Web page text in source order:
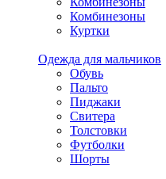
Комбинезоны
Куртки
Одежда для мальчиков
Обувь
Пальто
Пиджаки
Свитера
Толстовки
Футболки
Шорты